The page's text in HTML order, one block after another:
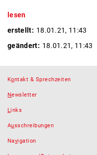
lesen
erstellt: 18.01.21, 11:43
geändert: 18.01.21, 11:43
Kontakt & Sprechzeiten
Newsletter
Links
Ausschreibungen
Navigation